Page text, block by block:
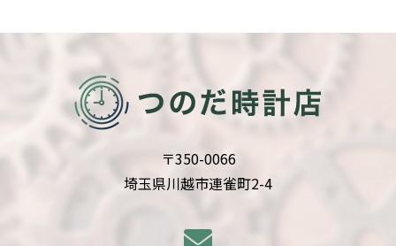
〒350-0066
埼玉県川越市連雀町2-4